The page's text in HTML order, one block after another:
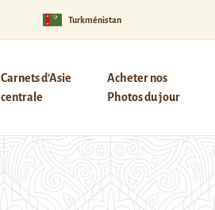
Turkménistan
Carnets d’Asie
centrale
Acheter nos
Photos du jour